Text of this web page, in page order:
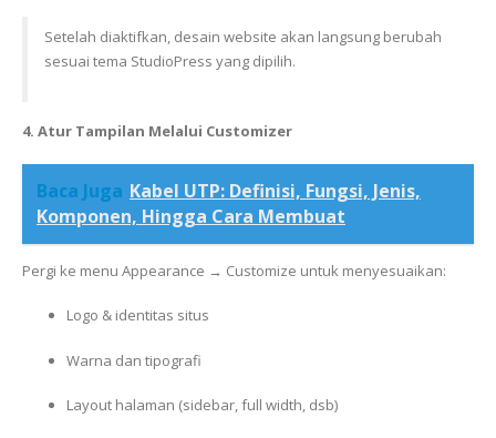
Setelah diaktifkan, desain website akan langsung berubah
sesuai tema StudioPress yang dipilih.
4. Atur Tampilan Melalui Customizer
Baca Juga Kabel UTP: Definisi, Fungsi, Jenis,
Komponen, Hingga Cara Membuat
Pergi ke menu Appearance → Customize untuk menyesuaikan:
Logo & identitas situs
Warna dan tipografi
Layout halaman (sidebar, full width, dsb)